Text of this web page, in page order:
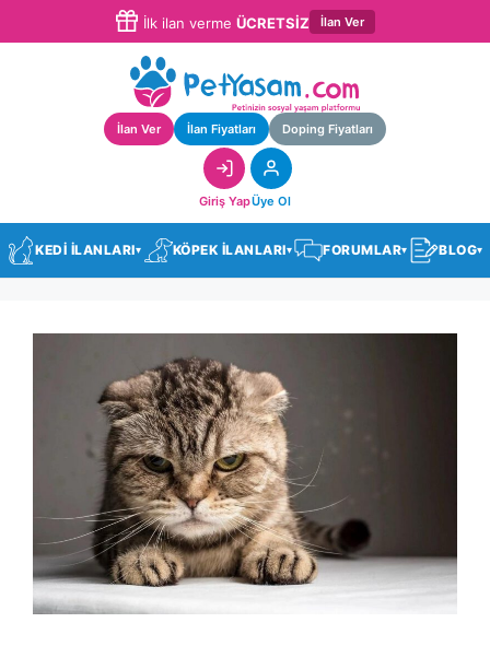
İlk ilan verme ÜCRETSİZ İlan Ver
İlan Ver İlan Fiyatları Doping Fiyatları
Giriş YapÜye Ol
KEDİ İLANLARI▾ KÖPEK İLANLARI▾ FORUMLAR▾ BLOG▾